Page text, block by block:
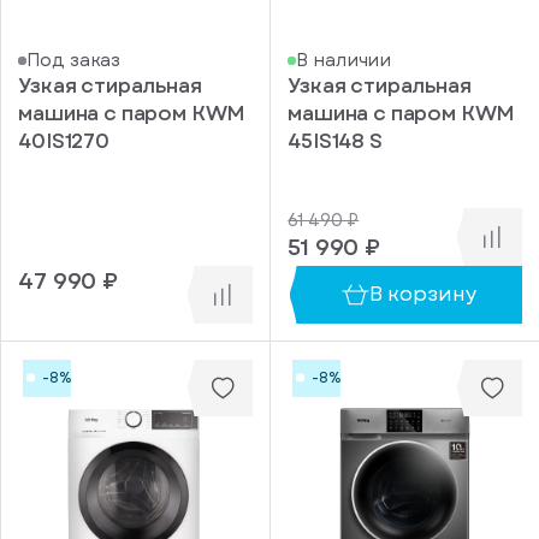
Под заказ
Узкая стиральная
машина с паром KWM
40IS1270
47 990 ₽
В наличии
Узкая стиральная
машина с паром KWM
45IS148 S
61 490 ₽
51 990 ₽
В корзину
-8% -8%